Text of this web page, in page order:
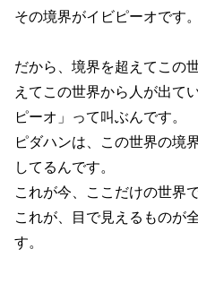
その境界がイビピーオです。
だから、境界を超えてこの
えてこの世界から人が出て
ピーオ」って叫ぶんです。
ピダハンは、この世界の境
してるんです。
これが今、ここだけの世界
これが、目で見えるものが
す。